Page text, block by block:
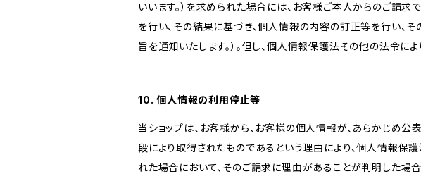
いいます。）を求められた場合には、お客様ご本人からのご請
を行い、その結果に基づき、個人情報の内容の訂正等を行い、
旨を通知いたします。）。但し、個人情報保護法その他の法令に
10. 個人情報の利用停止等
当ショップは、お客様から、お客様の個人情報が、あらかじめ
段により取得されたものであるという理由により、個人情報保
れた場合において、そのご請求に理由があることが判明した場